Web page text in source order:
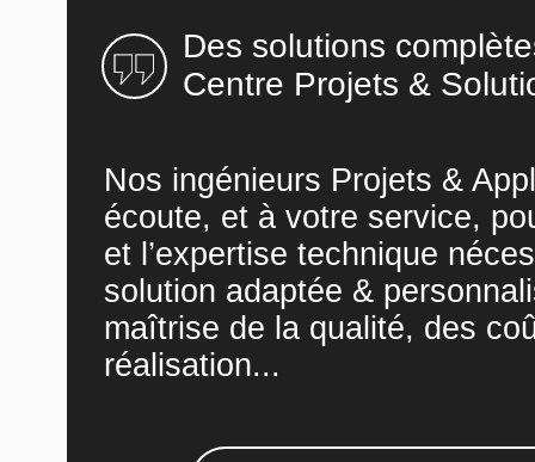
Des solutions
Centre Projets &
Nos ingénieurs Projets &
écoute, et à votre service,
et l’expertise technique
solution adaptée &
maîtrise de la qualité, des
réalisation...